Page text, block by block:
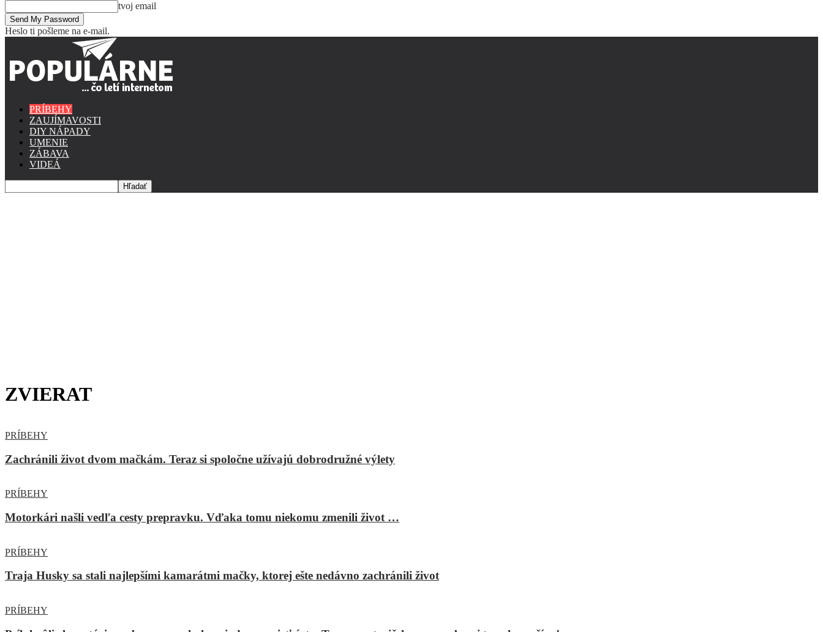
tvoj email
Heslo ti pošleme na e-mail.
PRÍBEHY
ZAUJÍMAVOSTI
DIY NÁPADY
UMENIE
ZÁBAVA
VIDEÁ
ZVIERAT
PRÍBEHY
Zachránili život dvom mačkám. Teraz si spoločne užívajú dobrodružné výlety
PRÍBEHY
Motorkári našli vedľa cesty prepravku. Vďaka tomu niekomu zmenili život …
PRÍBEHY
Traja Husky sa stali najlepšími kamarátmi mačky, ktorej ešte nedávno zachránili život
PRÍBEHY